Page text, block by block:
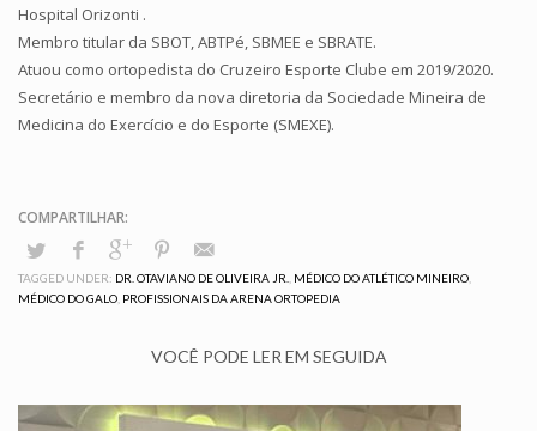
Hospital Orizonti .
Membro titular da SBOT, ABTPé, SBMEE e SBRATE.
Atuou como ortopedista do Cruzeiro Esporte Clube em 2019/2020.
Secretário e membro da nova diretoria da Sociedade Mineira de
Medicina do Exercício e do Esporte (SMEXE).
TAGGED UNDER: DR. OTAVIANO DE OLIVEIRA JR. MÉDICO DO ATLÉTICO MINEIRO
MÉDICO DO GALO PROFISSIONAIS DA ARENA ORTOPEDIA
VOCÊ PODE LER EM SEGUIDA